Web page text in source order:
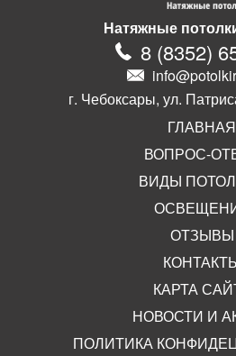
Натяжные
8 (8352)
г. Чебоксары, ул.
ГЛАВНАЯ
ВОПРОС-
ВИДЫ
ОТЗЫВЫ
КАРТА
НОВОСТИ И
ПОЛИТИКА